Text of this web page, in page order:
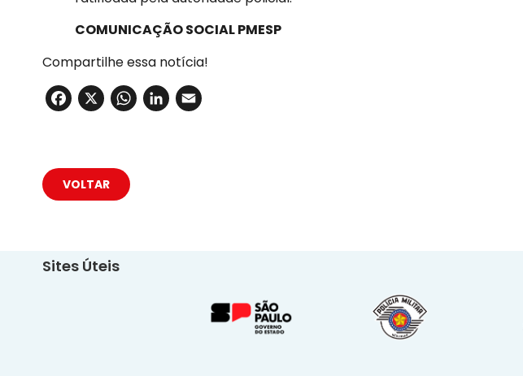
COMUNICAÇÃO SOCIAL PMESP
Compartilhe essa notícia!
Facebook
X WhatsApp
LinkedIn
VOLTAR
Sites Úteis